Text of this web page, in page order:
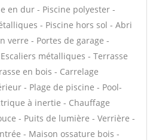
en dur - Piscine polyester -
- Piscine hors sol - Abri
verre - Portes de garage -
métalliques - Terrasse
en bois - Carrelage
- Plage de piscine - Pool-
à inertie - Chauffage
- Puits de lumière - Verrière -
- Maison ossature bois -